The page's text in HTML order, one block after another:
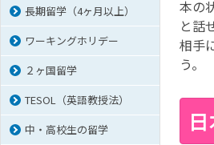
本の
と話
相手
う。
長期留学（4ヶ月以上）
ワーキングホリデー
２ヶ国留学
TESOL（英語教授法）
中・高校生の留学